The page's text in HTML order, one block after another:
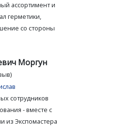
ассортимент и
герметики,
со стороны
Моргун
сотрудников
- вместе с
из Экспомастера